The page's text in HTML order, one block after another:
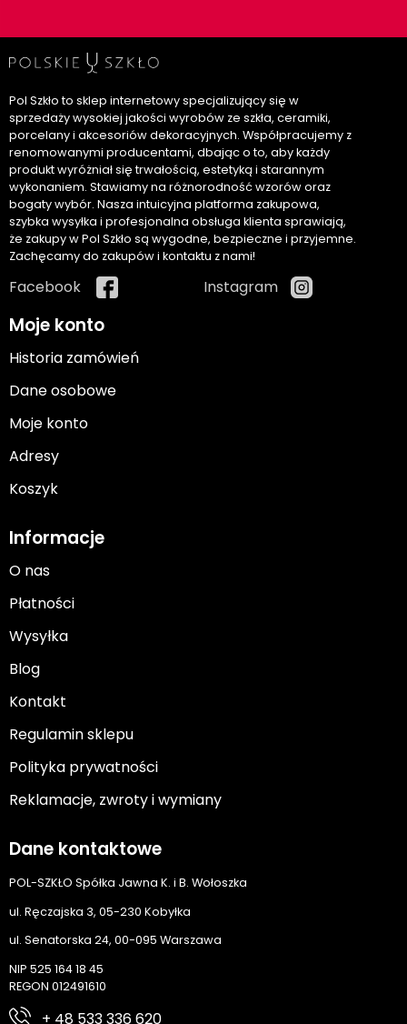
Pol Szkło to sklep internetowy specjalizujący się w
sprzedaży wysokiej jakości wyrobów ze szkła, ceramiki,
porcelany i akcesoriów dekoracyjnych. Współpracujemy z
renomowanymi producentami, dbając o to, aby każdy
produkt wyróżniał się trwałością, estetyką i starannym
wykonaniem. Stawiamy na różnorodność wzorów oraz
bogaty wybór. Nasza intuicyjna platforma zakupowa,
szybka wysyłka i profesjonalna obsługa klienta sprawiają,
że zakupy w Pol Szkło są wygodne, bezpieczne i przyjemne.
Zachęcamy do zakupów i kontaktu z nami!
Facebook Instagram
Moje konto
Historia zamówień
Dane osobowe
Moje konto
Adresy
Koszyk
Informacje
O nas
Płatności
Wysyłka
Blog
Kontakt
Regulamin sklepu
Polityka prywatności
Reklamacje, zwroty i wymiany
Dane kontaktowe
POL-SZKŁO Spółka Jawna K. i B. Wołoszka
ul. Ręczajska 3, 05-230 Kobyłka
ul. Senatorska 24, 00-095 Warszawa
NIP 525 164 18 45
REGON 012491610
+ 48 533 336 620